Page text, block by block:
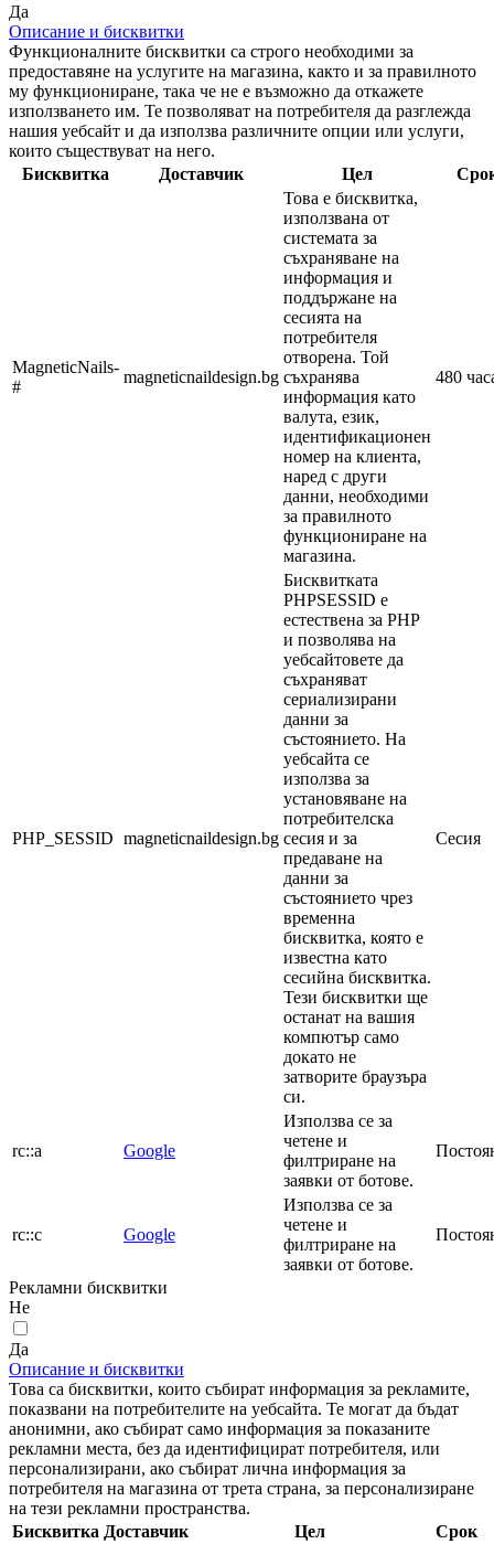
Да
Описание и бисквитки
Функционалните бисквитки са строго необходими за
предоставяне на услугите на магазина, както и за правилното
му функциониране, така че не е възможно да откажете
използването им. Те позволяват на потребителя да разглежда
нашия уебсайт и да използва различните опции или услуги,
които съществуват на него.
Бисквитка
Доставчик Цел
MagneticNails-
#
magneticnaildesign.bg
Това е бисквитка,
използвана от
системата за
съхраняване на
информация и
поддържане на
сесията на
потребителя
отворена. Той
съхранява
информация като
валута, език,
идентификационен
номер на клиента,
наред с други
данни, необходими
за правилното
функциониране на
магазина.
480
PHP_SESSID magneticnaildesign.bg
Бисквитката
PHPSESSID е
естествена за PHP
и позволява на
уебсайтовете да
съхраняват
сериализирани
данни за
състоянието. На
уебсайта се
използва за
установяване на
потребителска
сесия и за
предаване на
данни за
състоянието чрез
временна
бисквитка, която е
известна като
сесийна бисквитка.
Тези бисквитки ще
останат на вашия
компютър само
докато не
затворите браузъра
си.
Сесия
rc::a Google
Използва се за
четене и
филтриране на
заявки от ботове.
rc::c Google
Използва се за
четене и
филтриране на
заявки от ботове.
Рекламни бисквитки
Не
Да
Описание и бисквитки
Това са бисквитки, които събират информация за рекламите,
показвани на потребителите на уебсайта. Те могат да бъдат
анонимни, ако събират само информация за показаните
рекламни места, без да идентифицират потребителя, или
персонализирани, ако събират лична информация за
потребителя на магазина от трета страна, за персонализиране
на тези рекламни пространства.
Бисквитка Доставчик Цел Срок